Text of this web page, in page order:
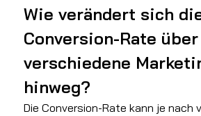
Wie verändert sich
Conversion-Rate über
verschiedene
hinweg?
Die Conversion-Rate kann je nach